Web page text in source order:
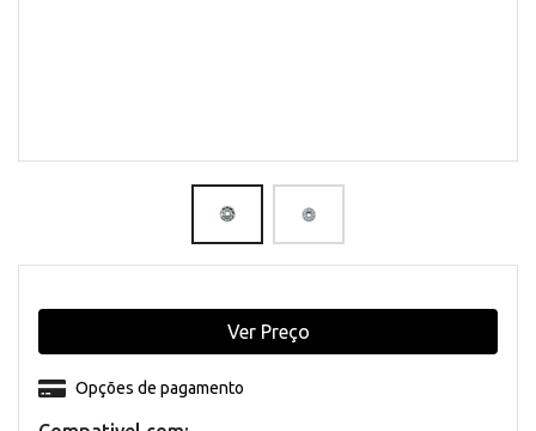
Opções de pagamento
Ver Preço